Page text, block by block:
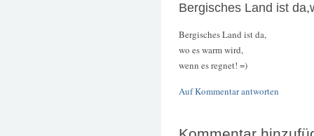
Bergisches Land ist
Bergisches Land ist da,
wo es warm wird,
wenn es regnet! =)
Auf Kommentar antworten